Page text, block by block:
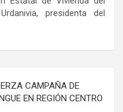
presidenta del
CAMPAÑA DE
EN REGIÓN CENTRO